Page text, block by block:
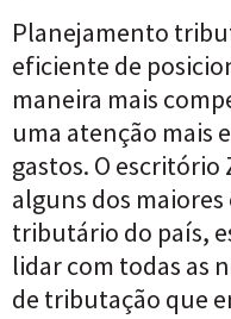
Planejamento
eficiente de
maneira mais
uma atenção mais
gastos. O escritório
alguns dos
tributário do país,
lidar com todas as
de tributação que